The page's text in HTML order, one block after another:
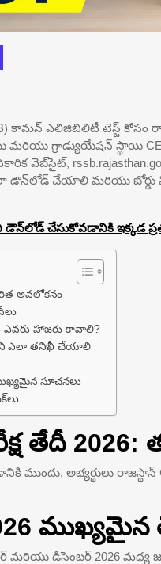
కామన్ ఎలిజిబిలిటీ టెస్ట్ కోసం
గ్రాడ్యుయేషన్ స్థాయి CET
వెబ్‌సైట్,
డౌన్‌లోడ్ చేయాలి మరియు
డౌన్‌లోడ్ చేసుకోవడానికి ఇక్కడ
అవలోకనం
హాజరు కావాలి?
ఎలా తనిఖీ చేయాలి
సూచనలు
తేదీ
అభ్యర్థులు రాజస్థాన్
ముఖ్యమైన
మరియు డిసెంబర్ 2026 మధ్య